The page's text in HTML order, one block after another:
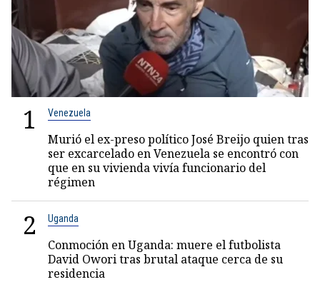
1 Venezuela
Murió el ex-preso político José Breijo quien tras
ser excarcelado en Venezuela se encontró con
que en su vivienda vivía funcionario del
régimen
2 Uganda
Conmoción en Uganda: muere el futbolista
David Owori tras brutal ataque cerca de su
residencia